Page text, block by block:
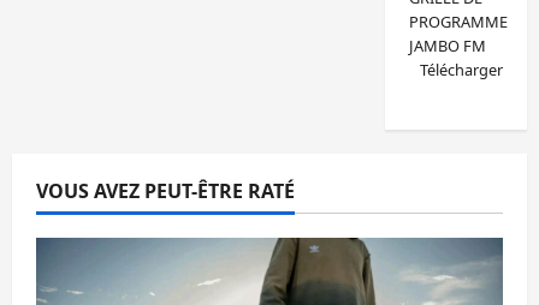
PROGRAMME
JAMBO FM
Télécharger
VOUS AVEZ PEUT-ÊTRE RATÉ